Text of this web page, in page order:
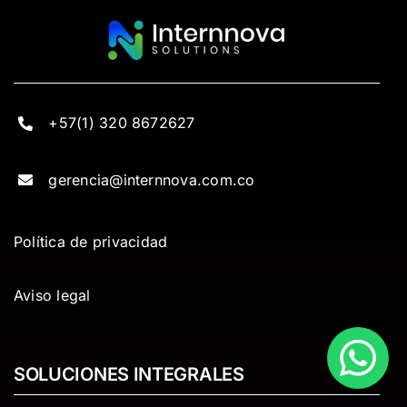
Ver todos
Ver todos
científica, sino que optimiza la toma de decisiones,
Más información
Ver todos
Ver todos
SOLUCIONES INTEGRALES
+57(1) 320 8672627
gerencia@internnova.com.co
Política de privacidad
Aviso legal